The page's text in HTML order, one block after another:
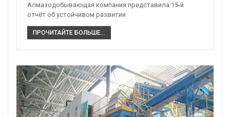
Алмазодобывающая компания представила 15-й
отчёт об устойчивом развитии
ПРОЧИТАЙТЕ БОЛЬШЕ...